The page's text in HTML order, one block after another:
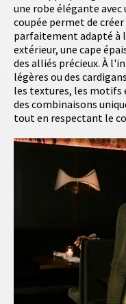
une robe élégante
coupée permet de
parfaitement adapté à
extérieur, une cape
des alliés précieux. À
légères ou des
les textures, les motifs
des combinaisons
tout en respectant le